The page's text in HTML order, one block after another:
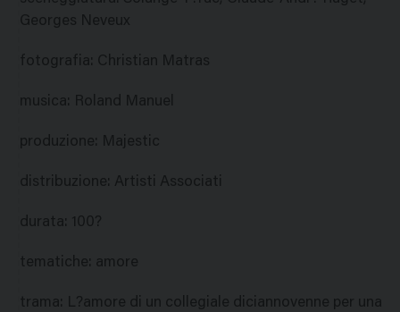
Georges Neveux
fotografia: Christian Matras
musica: Roland Manuel
produzione: Majestic
distribuzione: Artisti Associati
durata: 100?
tematiche: amore
trama: L?amore di un collegiale diciannovenne per una